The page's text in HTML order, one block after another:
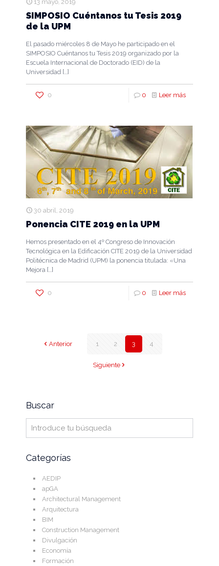
13 mayo, 2019
SIMPOSIO Cuéntanos tu Tesis 2019
de la UPM
El pasado miércoles 8 de Mayo he participado en el
SIMPOSIO Cuéntanos tu Tesis 2019 organizado por la
Escuela Internacional de Doctorado (EID) de la
Universidad […]
0 0 Leer más
30 abril, 2019
Ponencia CITE 2019 en la UPM
Hemos presentado en el 4º Congreso de Innovación
Tecnológica en la Edificación CITE 2019 de la Universidad
Politécnica de Madrid (UPM) la ponencia titulada: «Una
Mejora […]
0 0 Leer más
Anterior 1 2 3 4
Siguiente
Buscar
Categorías
AEDIP
apGA
Architectural Management
Arquitectura
BIM
Construction Management
Divulgación
Economía
Formación